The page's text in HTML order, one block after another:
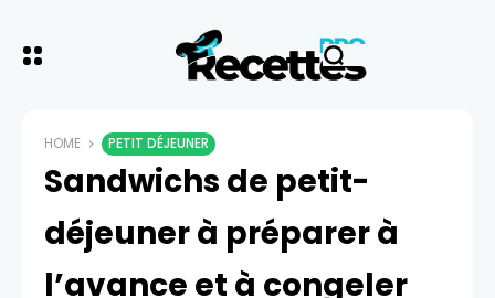
HOME PETIT DÉJEUNER
Sandwichs de petit-
déjeuner à préparer à
l’avance et à congeler